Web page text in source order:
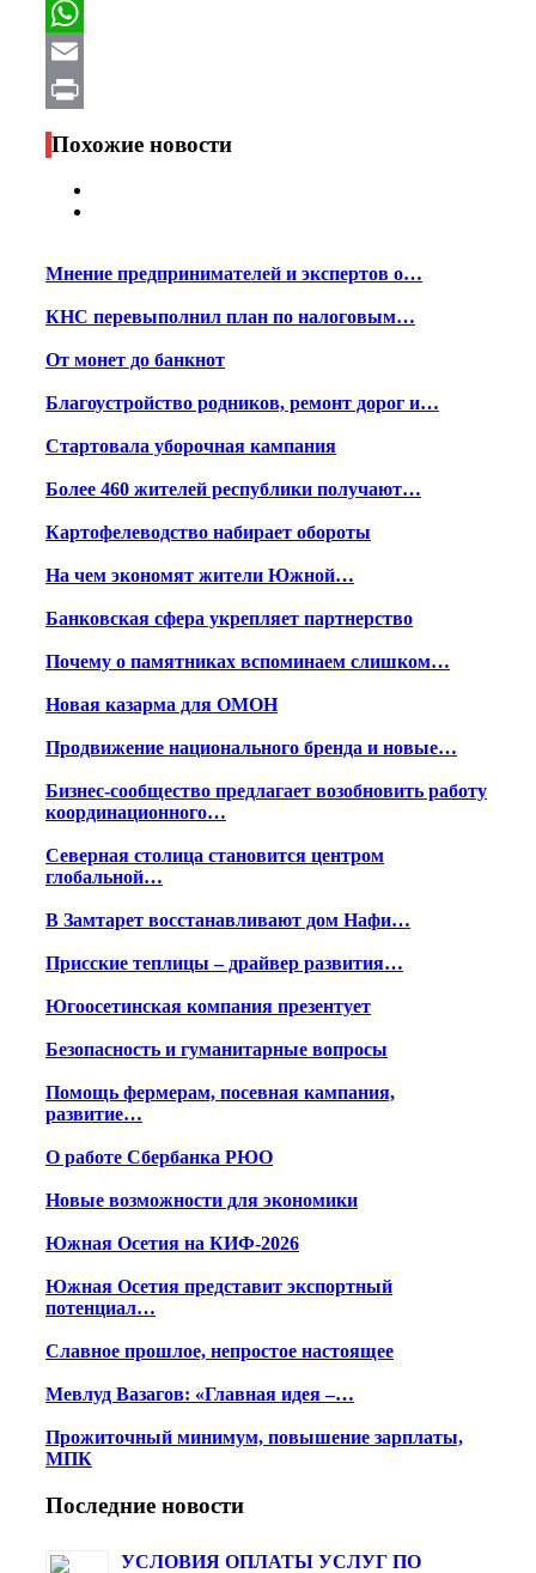
Facebook
WhatsApp
Email
Print
Похожие новости
Мнение предпринимателей и экспертов о…
КНС перевыполнил план по налоговым…
От монет до банкнот
Благоустройство родников, ремонт дорог и…
Стартовала уборочная кампания
Более 460 жителей республики получают…
Картофелеводство набирает обороты
На чем экономят жители Южной…
Банковская сфера укрепляет партнерство
Почему о памятниках вспоминаем слишком…
Новая казарма для ОМОН
Продвижение национального бренда и новые…
Бизнес-сообщество предлагает возобновить работу
координационного…
Северная столица становится центром
глобальной…
В Замтарет восстанавливают дом Нафи…
Присские теплицы – драйвер развития…
Югоосетинская компания презентует
Безопасность и гуманитарные вопросы
Помощь фермерам, посевная кампания,
развитие…
О работе Сбербанка РЮО
Новые возможности для экономики
Южная Осетия на КИФ-2026
Южная Осетия представит экспортный
потенциал…
Славное прошлое, непростое настоящее
Мевлуд Вазагов: «Главная идея –…
Прожиточный минимум, повышение зарплаты,
МПК
Последние новости
УСЛОВИЯ ОПЛАТЫ УСЛУГ ПО